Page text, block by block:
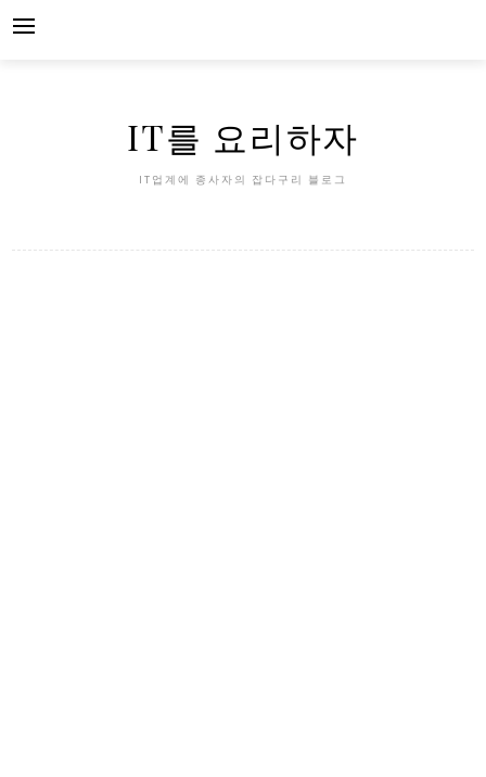
IT를 요리하자
IT업계에 종사자의 잡다구리 블로그